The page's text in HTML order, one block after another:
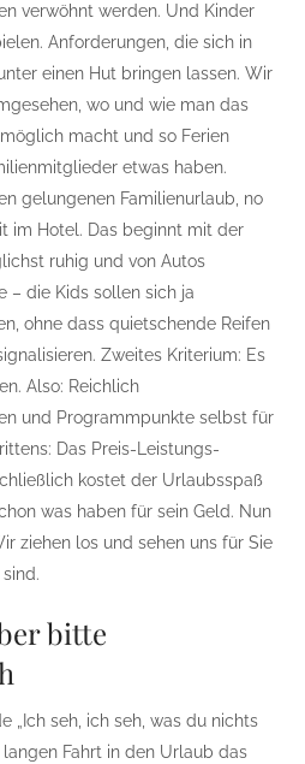
verwöhnt werden. Und Kinder
Anforderungen, die sich in
einen Hut bringen lassen. Wir
wo und wie man das
macht und so Ferien
etwas haben.
gelungenen Familienurlaub, no
im Hotel. Das beginnt mit der
ruhig und von Autos
– die Kids sollen sich ja
ohne dass quietschende Reifen
Zweites Kriterium: Es
Also: Reichlich
und Programmpunkte selbst für
Das Preis-Leistungs-
kostet der Urlaubsspaß
was haben für sein Geld. Nun
ziehen los und sehen uns für Sie
bitte
„Ich seh, ich seh, was du nichts
langen Fahrt in den Urlaub das